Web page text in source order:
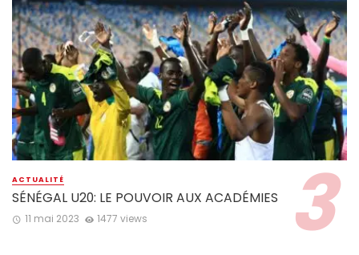
ACTUALITÉ
SÉNÉGAL U20: LE POUVOIR AUX ACADÉMIES
11 mai 2023 1477 views